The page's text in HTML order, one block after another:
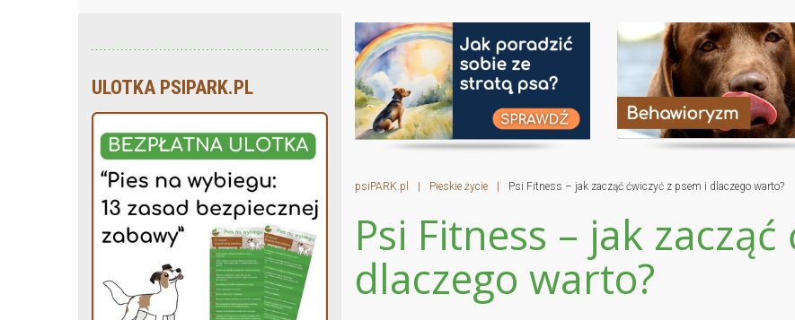
ULOTKA PSIPARK.PL
psiPARK.pl Pieskie życie Psi Fitness – jak zacząć ćwiczyć z psem i dlaczego warto?
Psi Fitness – jak
dlaczego warto?